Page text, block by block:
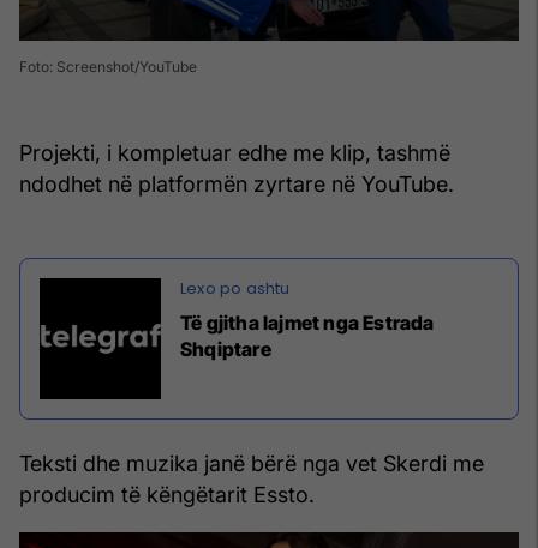
Foto: Screenshot/YouTube
Projekti, i kompletuar edhe me klip, tashmë
ndodhet në platformën zyrtare në YouTube.
Të gjitha lajmet nga Estrada
Shqiptare
Teksti dhe muzika janë bërë nga vet Skerdi me
producim të këngëtarit Essto.